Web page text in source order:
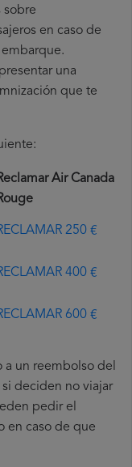
sobre
en caso de
una
que te
Air Canada
250 €
400 €
600 €
a un reembolso del
deciden no viajar
pedir el
en caso de que